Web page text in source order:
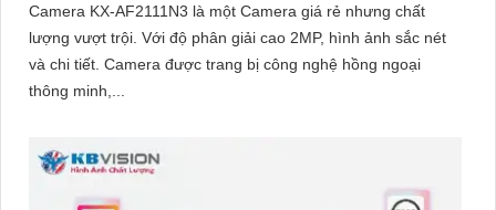
Camera KX-AF2111N3 là một Camera giá rẻ nhưng chất
lượng vượt trội. Với độ phân giải cao 2MP, hình ảnh sắc nét
và chi tiết. Camera được trang bị công nghệ hồng ngoại
thông minh,...